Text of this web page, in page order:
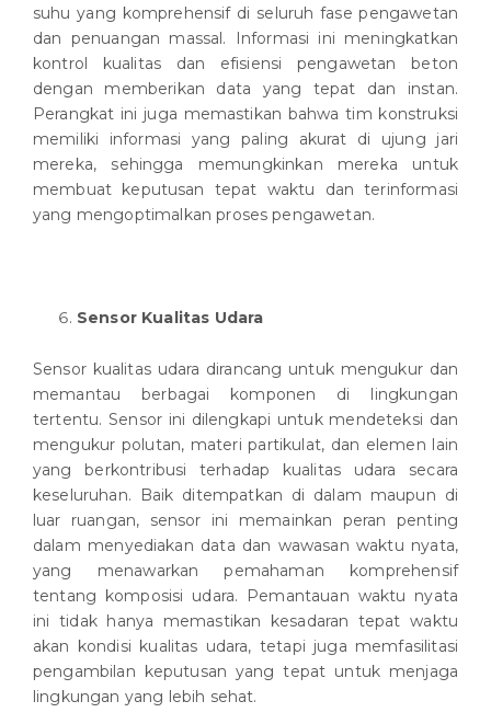
suhu yang komprehensif di seluruh fase pengawetan
dan penuangan massal. Informasi ini meningkatkan
kontrol kualitas dan efisiensi pengawetan beton
dengan memberikan data yang tepat dan instan.
Perangkat ini juga memastikan bahwa tim konstruksi
memiliki informasi yang paling akurat di ujung jari
mereka, sehingga memungkinkan mereka untuk
membuat keputusan tepat waktu dan terinformasi
yang mengoptimalkan proses pengawetan.
Sensor Kualitas Udara
Sensor kualitas udara dirancang untuk mengukur dan
memantau berbagai komponen di lingkungan
tertentu. Sensor ini dilengkapi untuk mendeteksi dan
mengukur polutan, materi partikulat, dan elemen lain
yang berkontribusi terhadap kualitas udara secara
keseluruhan. Baik ditempatkan di dalam maupun di
luar ruangan, sensor ini memainkan peran penting
dalam menyediakan data dan wawasan waktu nyata,
yang menawarkan pemahaman komprehensif
tentang komposisi udara. Pemantauan waktu nyata
ini tidak hanya memastikan kesadaran tepat waktu
akan kondisi kualitas udara, tetapi juga memfasilitasi
pengambilan keputusan yang tepat untuk menjaga
lingkungan yang lebih sehat.